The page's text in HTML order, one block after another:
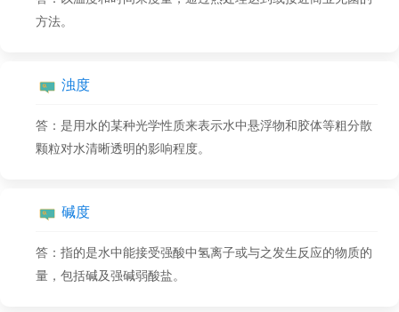
方法。
浊度
答：是用水的某种光学性质来表示水中悬浮物和胶体等粗分散
颗粒对水清晰透明的影响程度。
碱度
答：指的是水中能接受强酸中氢离子或与之发生反应的物质的
量，包括碱及强碱弱酸盐。